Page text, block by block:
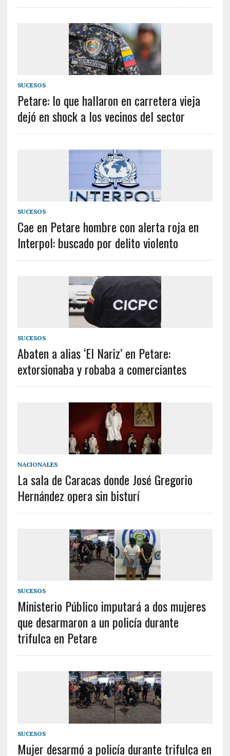
SUCESOS
Petare: lo que hallaron en carretera vieja
dejó en shock a los vecinos del sector
SUCESOS
Cae en Petare hombre con alerta roja en
Interpol: buscado por delito violento
SUCESOS
Abaten a alias ‘El Nariz’ en Petare:
extorsionaba y robaba a comerciantes
NACIONALES
La sala de Caracas donde José Gregorio
Hernández opera sin bisturí
SUCESOS
Ministerio Público imputará a dos mujeres
que desarmaron a un policía durante
trifulca en Petare
SUCESOS
Mujer desarmó a policía durante trifulca en